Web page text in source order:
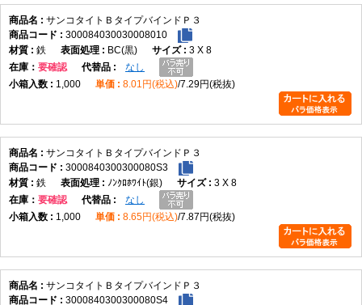
サンコタイトＢタイプバインドＰ３
300084030030008010
鉄
BC(黒)
3 X 8
在庫
要確認
なし
1,000
8.01円(税込) 7.29円(税抜)
サンコタイトＢタイプバインドＰ３
3000840300300080S3
鉄
ﾉﾝｸﾛﾎﾜｲﾄ(銀)
3 X 8
在庫
要確認
なし
1,000
8.65円(税込) 7.87円(税抜)
サンコタイトＢタイプバインドＰ３
3000840300300080S4